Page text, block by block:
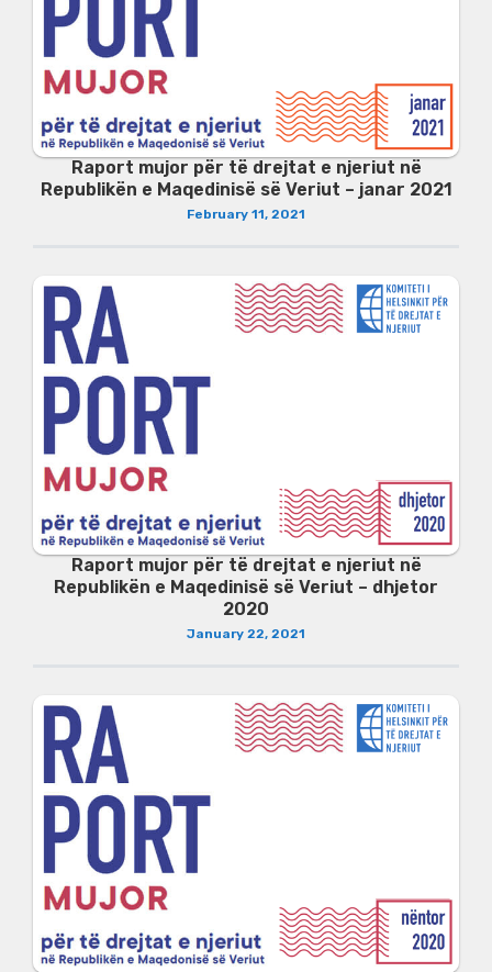
Raport mujor për të drejtat e njeriut në
Republikën e Maqedinisë së Veriut – janar 2021
February 11, 2021
Raport mujor për të drejtat e njeriut në
Republikën e Maqedinisë së Veriut – dhjetor
2020
January 22, 2021